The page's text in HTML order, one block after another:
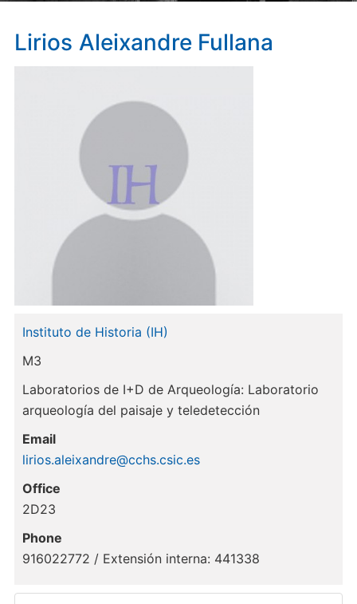
Lirios Aleixandre Fullana
Instituto de Historia (IH)
M3
Laboratorios de I+D de Arqueología: Laboratorio
arqueología del paisaje y teledetección
Email
lirios.aleixandre@cchs.csic.es
Office
2D23
Phone
916022772 / Extensión interna: 441338